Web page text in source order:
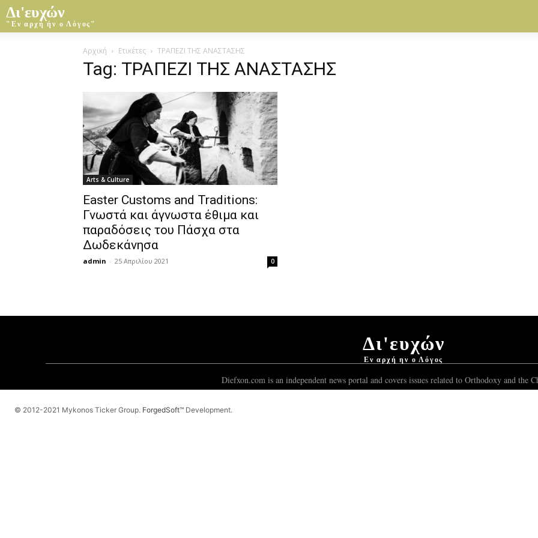
Δι'ευχών
"Εν αρχή ήν ο Λόγος"
Αρχική Ετικέτες ΤΡΑΠΕΖΙ ΤΗΣ ΑΝΑΣΤΑΣΗΣ
Tag: ΤΡΑΠΕΖΙ ΤΗΣ ΑΝΑΣΤΑΣΗΣ
Arts & Culture
Easter Customs and Traditions:
Γνωστά και άγνωστα έθιμα και
παραδόσεις του Πάσχα στα
Δωδεκάνησα
admin - 25 Απριλίου 2021 0
Δι'ευχών
Εν αρχή ην ο Λόγος
Diefxon.com is an independent news portal and covers issues related to Orthodoxy and the
© 2012-2021 Mykonos Ticker Group. ForgedSoft™ Development.